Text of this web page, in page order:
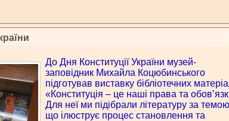
До Дня Конституції України музей-
заповідник Михайла Коцюбинського
підготував виставку бібліотечних
«Конституція – це наші права та
Для неї ми підібрали літературу за
що ілюструє процес становлення та